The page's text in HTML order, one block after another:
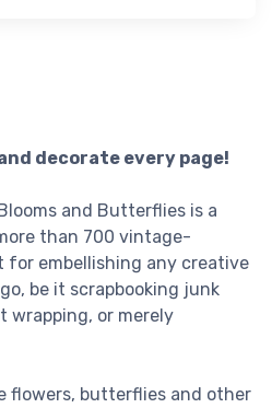
decorate every page!
and Butterflies is a
than 700 vintage-
for embellishing any creative
be it scrapbooking junk
wrapping, or merely
flowers, butterflies and other